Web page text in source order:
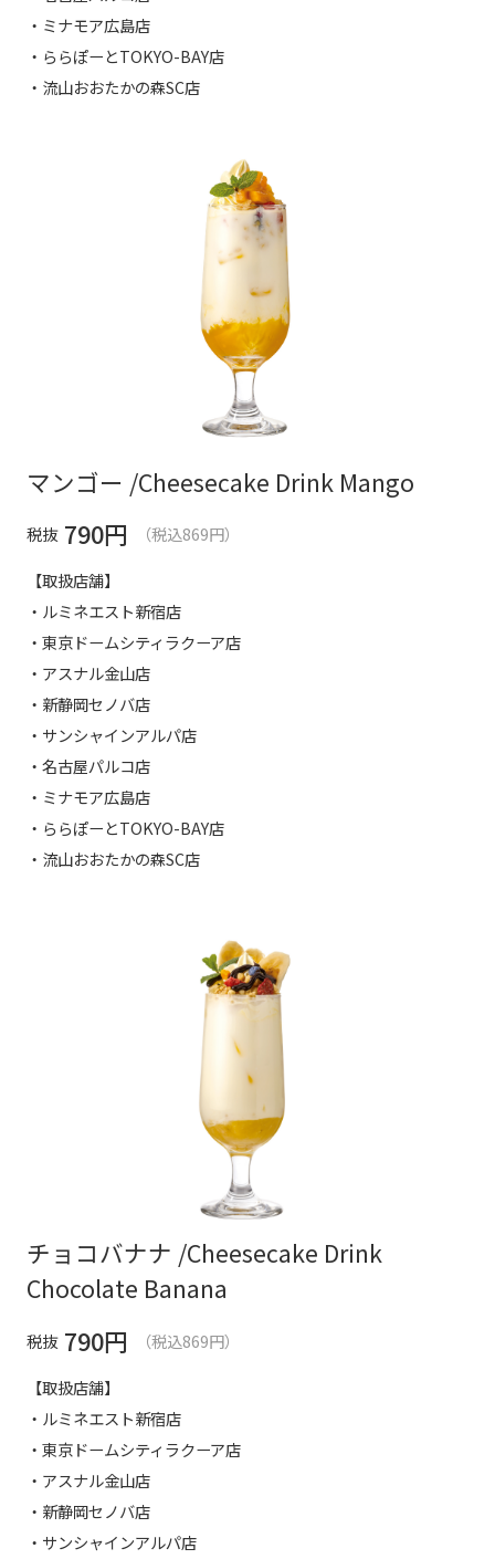
・ミナモア広島店
・ららぽーとTOKYO-BAY店
・流山おおたかの森SC店
マンゴー /Cheesecake Drink Mango
税抜 790円
（税込869円）
【取扱店舗】
・ルミネエスト新宿店
・東京ドームシティラクーア店
・アスナル金山店
・新静岡セノバ店
・サンシャインアルパ店
・名古屋パルコ店
・ミナモア広島店
・ららぽーとTOKYO-BAY店
・流山おおたかの森SC店
チョコバナナ /Cheesecake Drink
Chocolate Banana
税抜 790円
（税込869円）
【取扱店舗】
・ルミネエスト新宿店
・東京ドームシティラクーア店
・アスナル金山店
・新静岡セノバ店
・サンシャインアルパ店